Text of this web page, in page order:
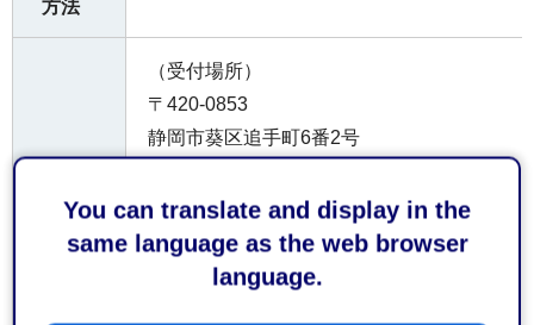
You can translate and display in the
same language as the web browser
language.
方法
受付
窓口
（受付場所）
〒420-0853
静岡市葵区追手町6番2号
静岡市農業委員会事務局農政係
［電話］農政係：054-266-7232
（受付時間）